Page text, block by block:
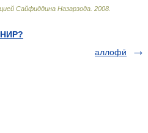
Сайфиддина Назарзода 2008
аллофӣ